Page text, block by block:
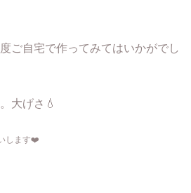
ご自宅で作ってみてはいかがでし
大げさ💧
します❤️